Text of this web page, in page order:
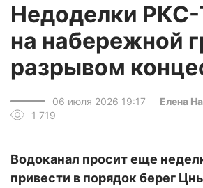
Недоделки
на набережной
разрывом
06 июля 2026 19:17
Елена
1 719
Водоканал просит еще
привести в порядок берег